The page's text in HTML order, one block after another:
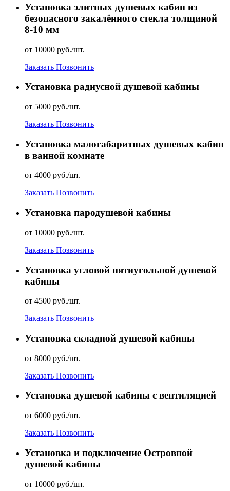
Установка элитных душевых кабин из
безопасного закалённого стекла толщиной
8-10 мм
от 10000 руб./шт.
Заказать Позвонить
Установка радиусной душевой кабины
от 5000 руб./шт.
Заказать Позвонить
Установка малогабаритных душевых кабин
в ванной комнате
от 4000 руб./шт.
Заказать Позвонить
Установка пародушевой кабины
от 10000 руб./шт.
Заказать Позвонить
Установка угловой пятиугольной душевой
кабины
от 4500 руб./шт.
Заказать Позвонить
Установка складной душевой кабины
от 8000 руб./шт.
Заказать Позвонить
Установка душевой кабины с вентиляцией
от 6000 руб./шт.
Заказать Позвонить
Установка и подключение Островной
душевой кабины
от 10000 руб./шт.